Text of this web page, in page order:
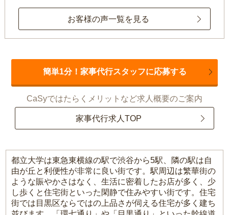
お客様の声一覧を見る
簡単1分！家事代行スタッフに応募する
CaSyではたらくメリットなど求人概要のご案内
家事代行求人TOP
都立大学は東急東横線の駅で渋谷から5駅、隣の駅は自
由が丘と利便性が非常に良い街です。駅周辺は繁華街の
ような賑やかさはなく、生活に密着したお店が多く、少
し歩くと住宅街といった閑静で住みやすい街です。住宅
街では目黒区ならではの上品さが伺える住宅が多く建ち